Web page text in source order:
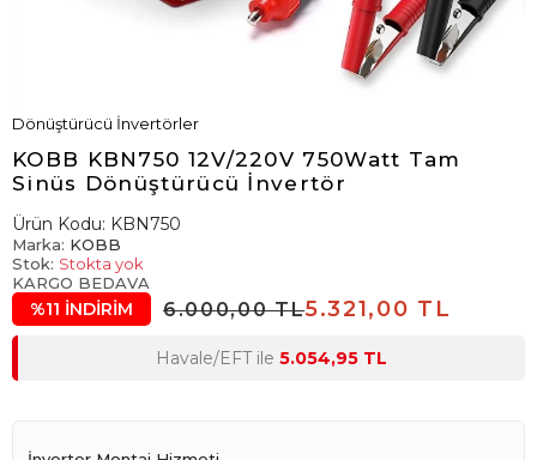
Dönüştürücü İnvertörler
KOBB KBN750 12V/220V 750Watt Tam
Sinüs Dönüştürücü İnvertör
Ürün Kodu: KBN750
Marka: KOBB
Stok: Stokta yok
KARGO BEDAVA
%11 İNDİRİM 6.000,00 TL5.321,00 TL
Havale/EFT ile 5.054,95 TL